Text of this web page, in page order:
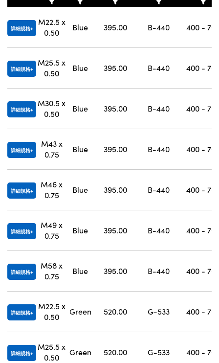
(UFI)
詳細規格
M22.5 x
0.50
Blue 395.00 B-440 400 -
詳細規格
M25.5 x
0.50
Blue 395.00 B-440 400 -
詳細規格
M30.5 x
0.50
Blue 395.00 B-440 400 -
詳細規格
M43 x
0.75
Blue 395.00 B-440 400 -
詳細規格
M46 x
0.75
Blue 395.00 B-440 400 -
詳細規格
M49 x
0.75
Blue 395.00 B-440 400 -
詳細規格
M58 x
0.75
Blue 395.00 B-440 400 -
詳細規格
M22.5 x
0.50
Green 520.00 G-533 400 -
詳細規格
M25.5 x
0.50
Green 520.00 G-533 400 -